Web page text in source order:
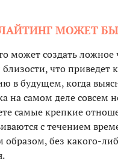
МОЖЕТ
может создать ложное
что приведет
в будущем, когда
на самом деле совсем
самые крепкие
с течением
образом, без какого-